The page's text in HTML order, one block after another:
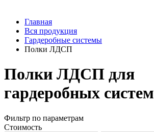
Главная
Вся продукция
Гардеробные системы
Полки ЛДСП
Полки ЛДСП для
гардеробных систем
Фильтр по параметрам
Стоимость